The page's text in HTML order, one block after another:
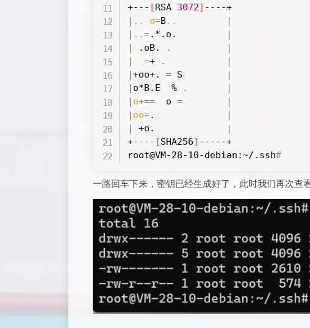
+--- [RSA 3072]
| .. o=B..
|
| ..=.*.o.
|
|
.oB. .
|
|
=+ .
|
|+oo+. = S
|
| o*B.E  % .
|
| o+==
  o
=
|
| oo=.
|
|
+o.
|
+---- [SHA256] -----+
root@VM-28-10-debian:~/.ssh#
一路回车下来，密钥已经生成好了，此时我们再次查